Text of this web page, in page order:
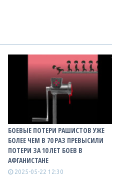
БОЕВЫЕ ПОТЕРИ РАШИСТОВ УЖЕ
БОЛЕЕ ЧЕМ В 70 РАЗ ПРЕВЫСИЛИ
ПОТЕРИ ЗА 10 ЛЕТ БОЕВ В
АФГАНИСТАНЕ
2025-05-22 12:30